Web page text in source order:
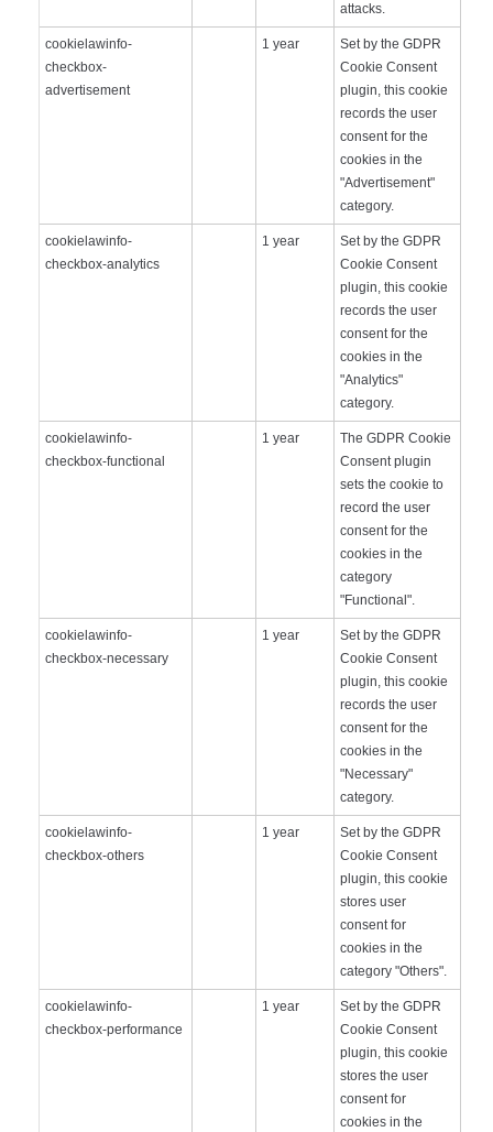
attacks.
cookielawinfo-
checkbox-
advertisement
1 year
Set by the GDPR
Cookie Consent
plugin, this cookie
records the user
consent for the
cookies in the
"Advertisement"
category.
cookielawinfo-
checkbox-analytics
1 year
Set by the GDPR
Cookie Consent
plugin, this cookie
records the user
consent for the
cookies in the
"Analytics"
category.
cookielawinfo-
checkbox-functional
1 year
The GDPR Cookie
Consent plugin
sets the cookie to
record the user
consent for the
cookies in the
category
"Functional".
cookielawinfo-
checkbox-necessary
1 year
Set by the GDPR
Cookie Consent
plugin, this cookie
records the user
consent for the
cookies in the
"Necessary"
category.
cookielawinfo-
checkbox-others
1 year
Set by the GDPR
Cookie Consent
plugin, this cookie
stores user
consent for
cookies in the
category "Others".
cookielawinfo-
checkbox-performance
1 year
Set by the GDPR
Cookie Consent
plugin, this cookie
stores the user
consent for
cookies in the